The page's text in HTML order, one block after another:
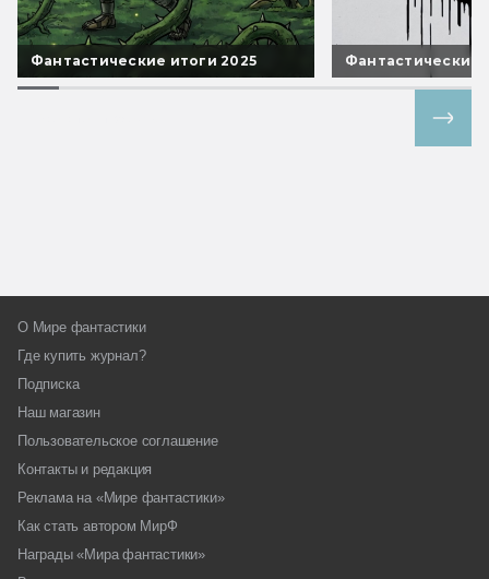
Фантастические итоги 2025 Фантастические
О Мире фантастики
Где купить журнал?
Подписка
Наш магазин
Пользовательское соглашение
Контакты и редакция
Реклама на «Мире фантастики»
Как стать автором МирФ
Награды «Мира фантастики»